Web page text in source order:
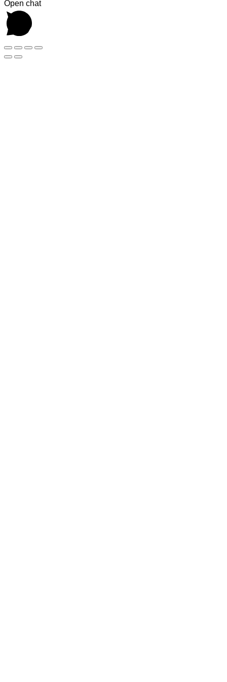
Open chat